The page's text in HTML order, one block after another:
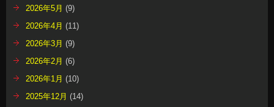
2026年5月 (9)
2026年4月 (11)
2026年3月 (9)
2026年2月 (6)
2026年1月 (10)
2025年12月 (14)